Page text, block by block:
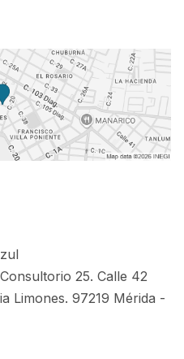
25. Calle 42
Limones. 97219 Mérida -